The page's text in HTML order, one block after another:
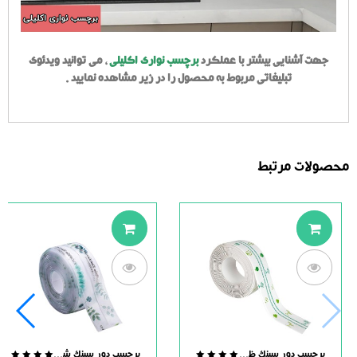
جهت آشنایی بیشتر با عملکردبرچسب نواری اکلیلی، می توانید ویدئوی
تبلیغاتی مربوط به محصول را در زیر مشاهده نمایید .
محصولات مرتبط